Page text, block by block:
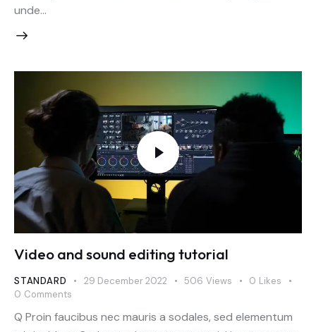
unde…
Video and sound editing tutorial
STANDARD 29 December 2022 506 Views 0 Likes
0 Comments
Q Proin faucibus nec mauris a sodales, sed elementum